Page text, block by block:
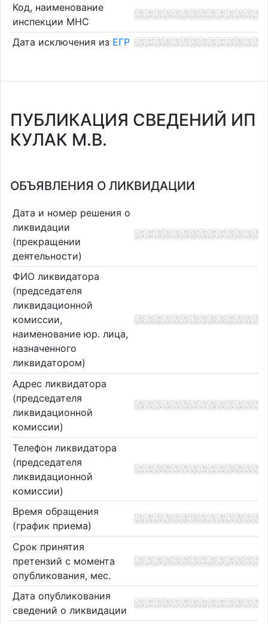
Код, наименование
инспекции МНС
Дата исключения из ЕГР
ПУБЛИКАЦИЯ СВЕДЕНИЙ ИП
КУЛАК М.В.
ОБЪЯВЛЕНИЯ О ЛИКВИДАЦИИ
Дата и номер решения о
ликвидации
(прекращении
деятельности)
ФИО ликвидатора
(председателя
ликвидационной
комиссии,
наименование юр. лица,
назначенного
ликвидатором)
Адрес ликвидатора
(председателя
ликвидационной
комиссии)
Телефон ликвидатора
(председателя
ликвидационной
комиссии)
Время обращения
(график приема)
Срок принятия
претензий с момента
опубликования, мес.
Дата опубликования
сведений о ликвидации